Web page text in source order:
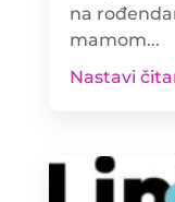
na
mamom...
Nastavi